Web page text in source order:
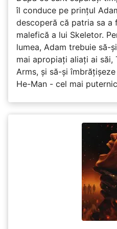
îl conduce pe prințul
descoperă că patria sa a
malefică a lui Skeletor.
lumea, Adam trebuie să-
mai apropiați aliați ai săi,
Arms, și să-și
He-Man - cel mai